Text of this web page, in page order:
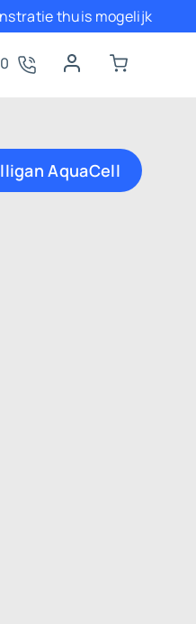
thuis mogelijk
AquaCell